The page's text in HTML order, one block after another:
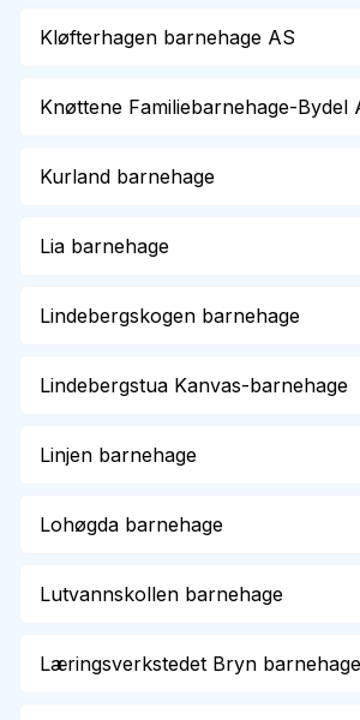
Kløfterhagen barnehage AS
Knøttene Familiebarnehage-Bydel
Kurland barnehage
Lia barnehage
Lindebergskogen barnehage
Lindebergstua Kanvas-barnehage
Linjen barnehage
Lohøgda barnehage
Lutvannskollen barnehage
Læringsverkstedet Bryn barnehage